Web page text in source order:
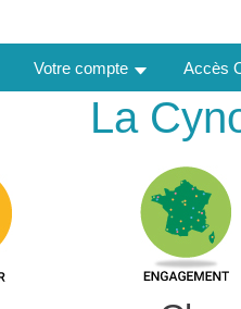
Votre compte Accès
La